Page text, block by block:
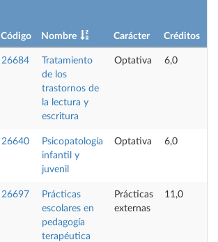
Código Nombre Carácter Créditos
26684
Tratamiento
de los
trastornos de
la lectura y
escritura
Optativa 6,0
26640
Psicopatología
infantil y
juvenil
Optativa 6,0
26697
Prácticas
escolares en
pedagogía
terapéutica
Prácticas
externas
11,0